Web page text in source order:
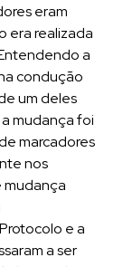
eram
era realizada
a
condução
um deles
mudança foi
marcadores
nos
e a
a ser